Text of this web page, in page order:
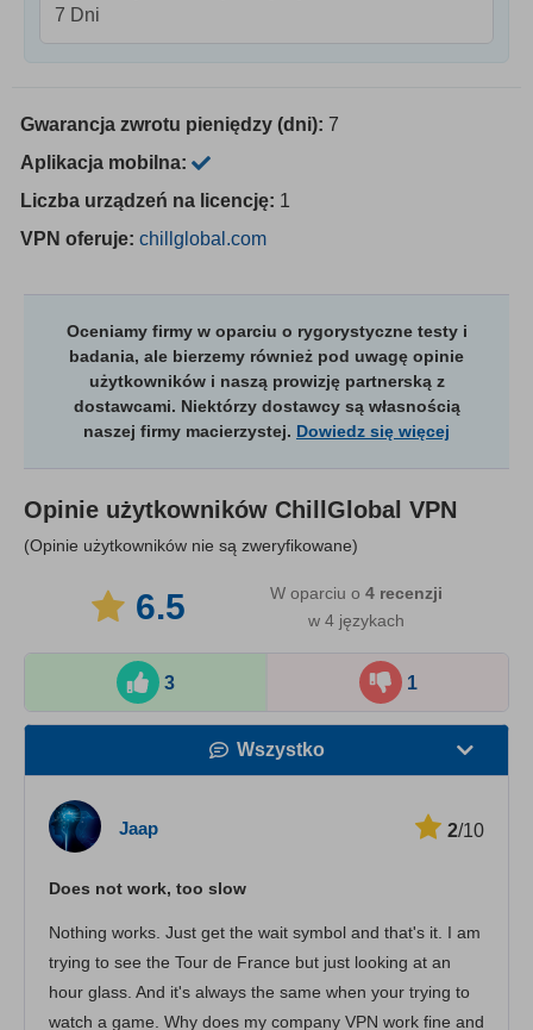
7 Dni
Gwarancja zwrotu pieniędzy (dni): 7
Aplikacja mobilna:
Liczba urządzeń na licencję: 1
VPN oferuje: chillglobal.com
Oceniamy firmy w oparciu o rygorystyczne testy i
badania, ale bierzemy również pod uwagę opinie
użytkowników i naszą prowizję partnerską z
dostawcami. Niektórzy dostawcy są własnością
naszej firmy macierzystej. Dowiedz się więcej
Opinie użytkowników ChillGlobal VPN
(Opinie użytkowników nie są zweryfikowane)
6.5 W oparciu o 4 recenzji
w 4 językach
3 1
Wszystko
Obsługa klienta
Jaap 2/10
Does not work, too slow
Nothing works. Just get the wait symbol and that's it. I am
trying to see the Tour de France but just looking at an
hour glass. And it's always the same when your trying to
watch a game. Why does my company VPN work fine and